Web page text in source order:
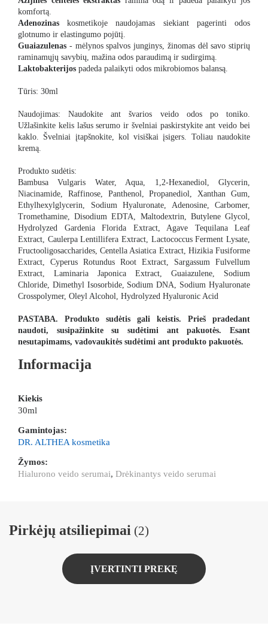
komfortą.
Adenozinas kosmetikoje naudojamas siekiant pagerinti odos
glotnumo ir elastingumo pojūtį.
Guaiazulenas - mėlynos spalvos junginys, žinomas dėl savo stiprių
raminamųjų savybių, mažina odos paraudimą ir sudirgimą.
Laktobakterijos padeda palaikyti odos mikrobiomos balansą.
Tūris: 30ml
Naudojimas: Naudokite ant švarios veido odos po toniko.
Užlašinkite kelis lašus serumo ir švelniai paskirstykite ant veido bei
kaklo. Švelniai įtapšnokite, kol visiškai įsigers. Toliau naudokite
kremą.
Produkto sudėtis:
Bambusa Vulgaris Water, Aqua, 1,2-Hexanediol, Glycerin,
Niacinamide, Raffinose, Panthenol, Propanediol, Xanthan Gum,
Ethylhexylglycerin, Sodium Hyaluronate, Adenosine, Carbomer,
Tromethamine, Disodium EDTA, Maltodextrin, Butylene Glycol,
Hydrolyzed Gardenia Florida Extract, Agave Tequilana Leaf
Extract, Caulerpa Lentillifera Extract, Lactococcus Ferment Lysate,
Fructooligosaccharides, Centella Asiatica Extract, Hizikia Fusiforme
Extract, Cyperus Rotundus Root Extract, Sargassum Fulvellum
Extract, Laminaria Japonica Extract, Guaiazulene, Sodium
Chloride, Dimethyl Isosorbide, Sodium DNA, Sodium Hyaluronate
Crosspolymer, Oleyl Alcohol, Hydrolyzed Hyaluronic Acid
PASTABA. Produkto sudėtis gali keistis. Prieš pradedant
naudoti, susipažinkite su sudėtimi ant pakuotės. Esant
nesutapimams, vadovaukitės sudėtimi ant produkto pakuotės.
Informacija
Kiekis
30ml
Gamintojas:
DR. ALTHEA kosmetika
Žymos:
Hialurono veido serumai, Drėkinantys veido serumai
Pirkėjų atsiliepimai (2)
ĮVERTINTI PREKĘ